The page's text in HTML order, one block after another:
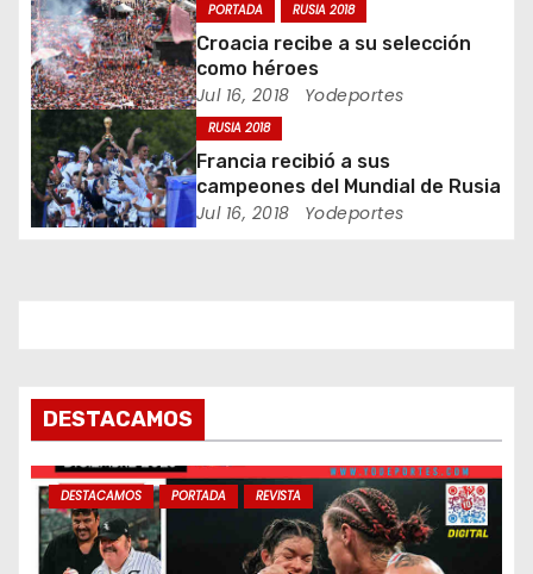
e
e
n
t
r
s
PORTADA RUSIA 2018
Croacia recibe a su selección
como héroes
Jul 16, 2018 Yodeportes
RUSIA 2018
Francia recibió a sus
campeones del Mundial de Rusia
Jul 16, 2018 Yodeportes
DESTACAMOS
DESTACAMOS PORTADA REVISTA